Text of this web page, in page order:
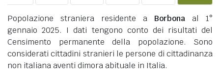
Popolazione straniera residente a Borbona al 1°
gennaio 2025. I dati tengono conto dei risultati del
Censimento permanente della popolazione. Sono
considerati cittadini stranieri le persone di cittadinanza
non italiana aventi dimora abituale in Italia.